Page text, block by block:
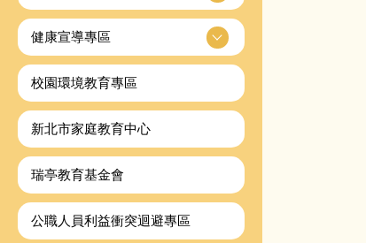
健康宣導專區
校園環境教育專區
新北市家庭教育中心
瑞亭教育基金會
公職人員利益衝突迴避專區